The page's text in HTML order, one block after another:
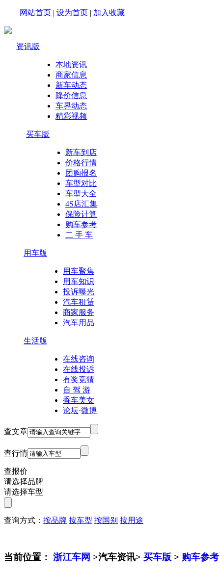
网站首页 | 设为首页 | 加入收藏
资讯版
本地资讯
商家信息
新车动态
降价信息
车界动态
精彩视频
买车版
新车到店
价格行情
团购报名
车型对比
车型大全
4S店汇集
保险计算
购车参考
二 手 车
用车版
用车聚焦
用车知识
投诉曝光
汽车租赁
商家服务
汽车用品
生活版
在线咨询
在线投诉
有奖竞猜
自 驾 游
香车美女
论坛·微博
查文章
查行情
查报价
请选择品牌
请选择车型
查询方式： 按品牌 按车型 按国别 按用途
当前位置： 浙江车网 >汽车资讯> 买车版 > 购车参考